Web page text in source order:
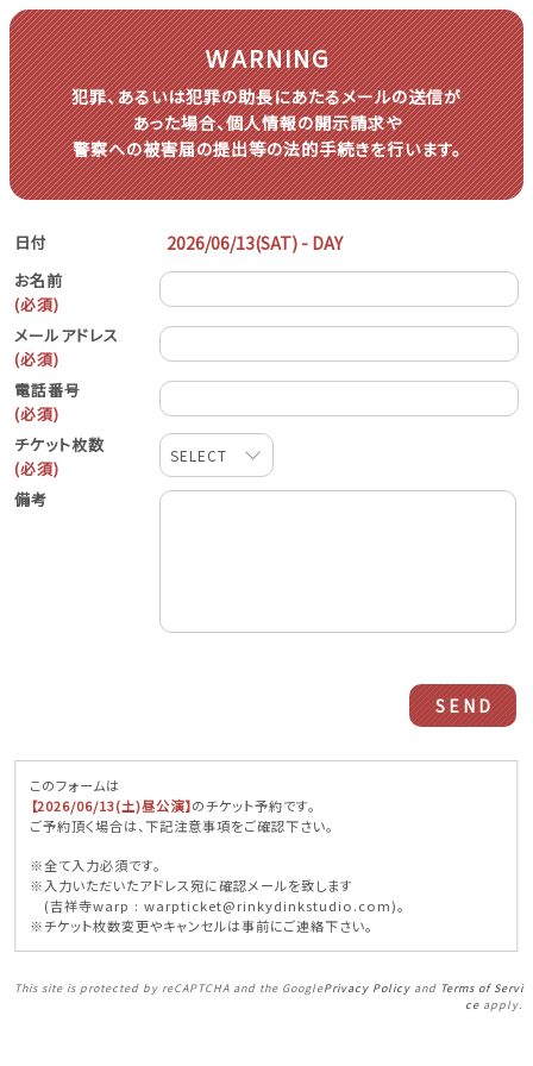
WARNING
犯罪、あるいは犯罪の助長にあたるメールの送信が
あった場合、個人情報の開示請求や
警察への被害届の提出等の法的手続きを行います。
日付
お名前
(必須)
メールアドレス
(必須)
電話番号
(必須)
チケット枚数
(必須)
SELECT
備考
このフォームは
【2026/06/13(土)昼公演】のチケット予約です。
ご予約頂く場合は、下記注意事項をご確認下さい。
※全て入力必須です。
※入力いただいたアドレス宛に確認メールを致します
(吉祥寺warp : warpticket@rinkydinkstudio.com)。
※チケット枚数変更やキャンセルは事前にご連絡下さい。
This site is protected by reCAPTCHA and the GooglePrivacy Policy and Terms of Servi
ce apply.